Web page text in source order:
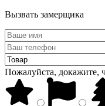
Вызвать замерщика
Пожалуйста, докажите,